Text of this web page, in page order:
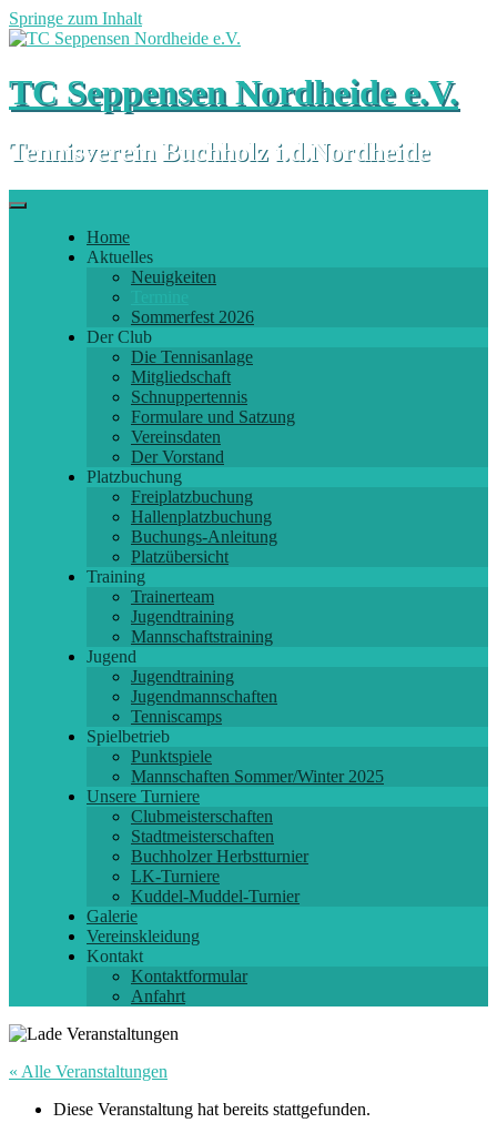
Springe zum Inhalt
TC Seppensen Nordheide e.V.
Tennisverein Buchholz i.d.Nordheide
Home
Aktuelles
Neuigkeiten
Sommerfest 2026
Der Club
Die Tennisanlage
Mitgliedschaft
Schnuppertennis
Formulare und Satzung
Vereinsdaten
Der Vorstand
Platzbuchung
Freiplatzbuchung
Hallenplatzbuchung
Buchungs-Anleitung
Platzübersicht
Training
Trainerteam
Jugendtraining
Mannschaftstraining
Jugend
Jugendtraining
Jugendmannschaften
Tenniscamps
Spielbetrieb
Punktspiele
Mannschaften Sommer/Winter 2025
Unsere Turniere
Clubmeisterschaften
Stadtmeisterschaften
Buchholzer Herbstturnier
LK-Turniere
Kuddel-Muddel-Turnier
Galerie
Vereinskleidung
Kontakt
Kontaktformular
Anfahrt
« Alle Veranstaltungen
Diese Veranstaltung hat bereits stattgefunden.